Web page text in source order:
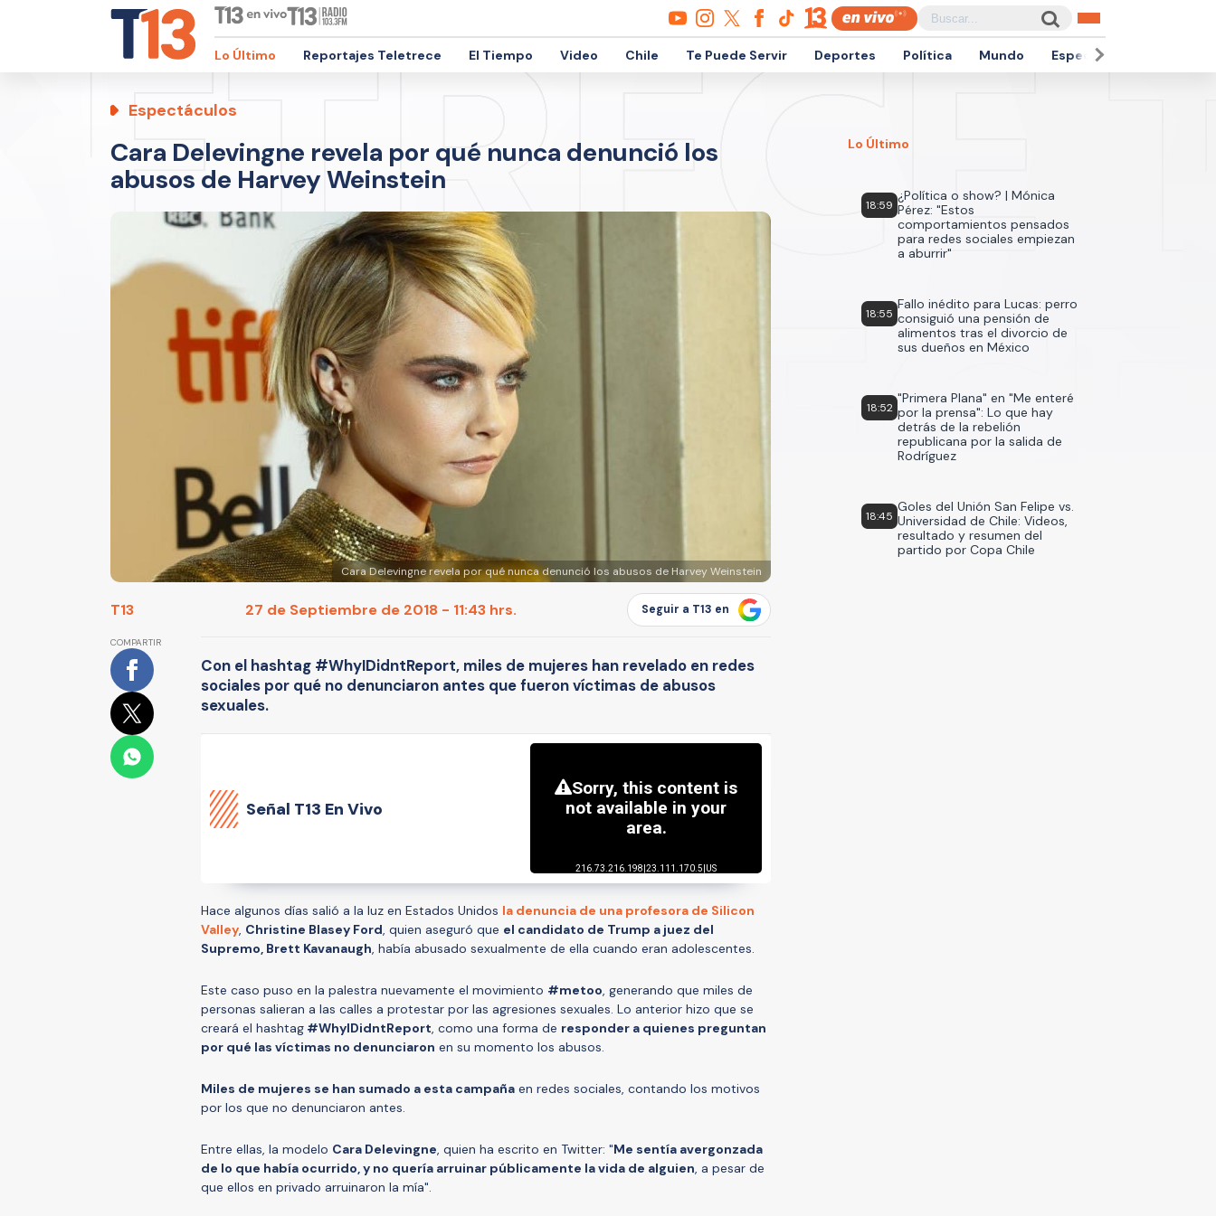
Lo Último Reportajes Teletrece El Tiempo Video Chile Te Puede Servir Deportes Política Mundo Espectáculos
Espectáculos
Cara Delevingne revela por qué nunca denunció los
abusos de Harvey Weinstein
Cara Delevingne revela por qué nunca denunció los abusos de Harvey Weinstein
T13 27 de Septiembre de 2018 - 11:43 hrs. Seguir a T13 en
COMPARTIR
Con el hashtag #WhyIDidntReport, miles de mujeres han revelado en redes
sociales por qué no denunciaron antes que fueron víctimas de abusos
sexuales.
Señal T13 En Vivo
Hace algunos días salió a la luz en Estados Unidos la denuncia de una profesora de Silicon
Valley, Christine Blasey Ford, quien aseguró que el candidato de Trump a juez del
Supremo, Brett Kavanaugh, había abusado sexualmente de ella cuando eran adolescentes.
Este caso puso en la palestra nuevamente el movimiento #metoo, generando que miles de
personas salieran a las calles a protestar por las agresiones sexuales. Lo anterior hizo que se
creará el hashtag #WhyIDidntReport, como una forma de responder a quienes preguntan
por qué las víctimas no denunciaron en su momento los abusos.
Miles de mujeres se han sumado a esta campaña en redes sociales, contando los motivos
por los que no denunciaron antes.
Entre ellas, la modelo Cara Delevingne, quien ha escrito en Twitter: "Me sentía avergonzada
de lo que había ocurrido, y no quería arruinar públicamente la vida de alguien, a pesar de
que ellos en privado arruinaron la mía".
Lo Último
18:59
¿Política o show? | Mónica
Pérez: "Estos
comportamientos pensados
para redes sociales empiezan
a aburrir"
18:55
Fallo inédito para Lucas: perro
consiguió una pensión de
alimentos tras el divorcio de
sus dueños en México
18:52
"Primera Plana" en "Me enteré
por la prensa": Lo que hay
detrás de la rebelión
republicana por la salida de
Rodríguez
18:45
Goles del Unión San Felipe vs.
Universidad de Chile: Videos,
resultado y resumen del
partido por Copa Chile